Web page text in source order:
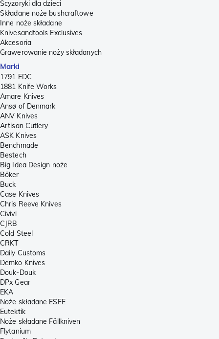
Scyzoryki dla dzieci
Składane noże bushcraftowe
Inne noże składane
Knivesandtools Exclusives
Akcesoria
Grawerowanie noży składanych
Marki
1791 EDC
1881 Knife Works
Amare Knives
Ansø of Denmark
ANV Knives
Artisan Cutlery
ASK Knives
Benchmade
Bestech
Big Idea Design noże
Böker
Buck
Case Knives
Chris Reeve Knives
Civivi
CJRB
Cold Steel
CRKT
Daily Customs
Demko Knives
Douk-Douk
DPx Gear
EKA
Noże składane ESEE
Eutektik
Noże składane Fällkniven
Flytanium